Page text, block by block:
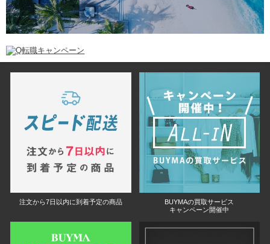
注文から7日以内に到着予定の商品
BUYMAの買取サービス
キャンペーン開催中